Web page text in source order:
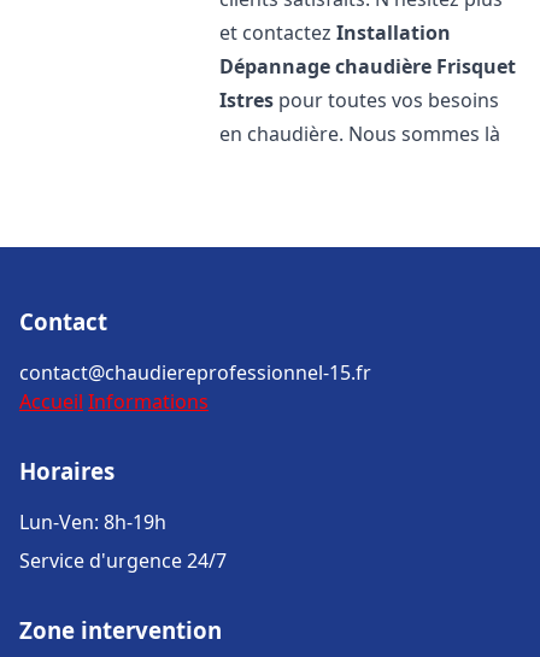
et contactezInstallation
Dépannage chaudière Frisquet
Istres pour toutes vos besoins
en chaudière. Nous sommes là
Contact
contact@chaudiereprofessionnel-15.fr
Accueil Informations
Horaires
Lun-Ven: 8h-19h
Service d'urgence 24/7
Zone intervention